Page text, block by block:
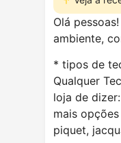
Olá
ambiente,
* tipos de
Qualquer
loja de
mais
piquet,